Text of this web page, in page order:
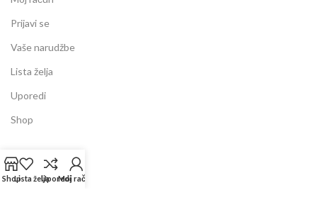
Prijavi se
Vaše narudžbe
Lista želja
Uporedi
Shop
INFORMACIJE
Prodajni centar
ShopLista željaUporediMoj račun